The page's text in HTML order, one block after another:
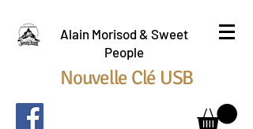
Alain Morisod & Sweet
People
Nouvelle Clé USB